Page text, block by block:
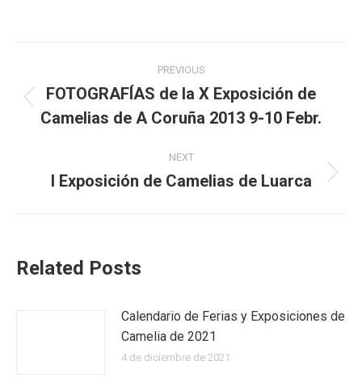
navigation
PREVIOUS
post:
FOTOGRAFÍAS de la X Exposición de
Camelias de A Coruña 2013 9-10 Febr.
NEXT
Next
I Exposición de Camelias de Luarca
Related Posts
Calendario de Ferias y Exposiciones de
Camelia de 2021
4 de diciembre de 2021